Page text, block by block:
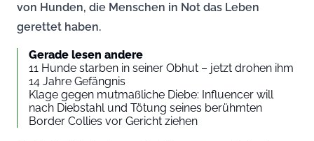
von Hunden, die Menschen in Not das Leben
gerettet haben.
Gerade lesen andere
11 Hunde starben in seiner Obhut – jetzt drohen ihm
14 Jahre Gefängnis
Klage gegen mutmaßliche Diebe: Influencer will
nach Diebstahl und Tötung seines berühmten
Border Collies vor Gericht ziehen